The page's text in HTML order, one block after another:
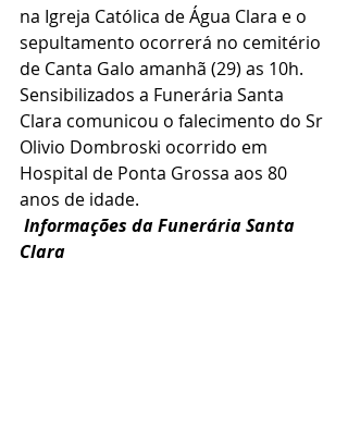
na Igreja Católica de Água Clara e o
sepultamento ocorrerá no cemitério
de Canta Galo amanhã (29) as 10h.
Sensibilizados a Funerária Santa
Clara comunicou o falecimento do Sr
Olivio Dombroski ocorrido em
Hospital de Ponta Grossa aos 80
anos de idade.
Clara